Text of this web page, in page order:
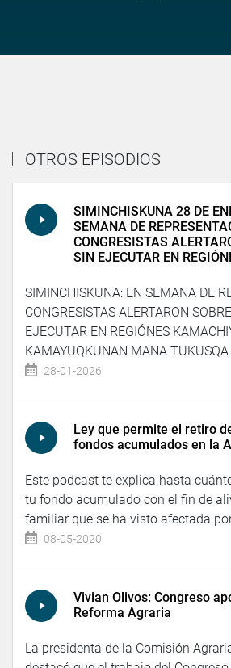
OTROS EPISODIOS
SIMINCHISKUNA 28 DE
SEMANA DE
CONGRESISTAS
SIN EJECUTAR EN
SIMINCHISKUNA: EN SEMANA DE
CONGRESISTAS ALERTARON
EJECUTAR EN REGIÓNES
KAMAYUQKUNAN MANA TUKUSQA
28-01-2026
Ley que permite el retiro
fondos acumulados en la
Este podcast te explica hasta
tu fondo acumulado con el fin de
familiar que se ha visto afectada
08-05-2020
Vivian Olivos: Congreso
Reforma Agraria
La presidenta de la Comisión